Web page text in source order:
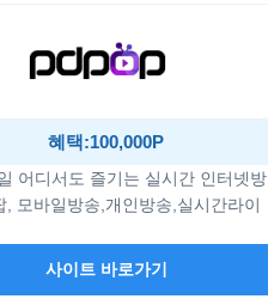
혜택:100,000P
어디서도 즐기는 실시간 인터넷방
, 모바일방송,개인방송,실시간라이
사이트 바로가기